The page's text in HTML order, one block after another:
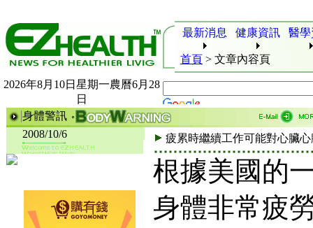
最新消息 健康資訊 醫
首頁 > 文章內容頁
2026年8月10日星期一農曆6月28
日
身體警訊
2008/10/6
疲累時繼續工作可能對心臟
根據美國的
身體非常疲